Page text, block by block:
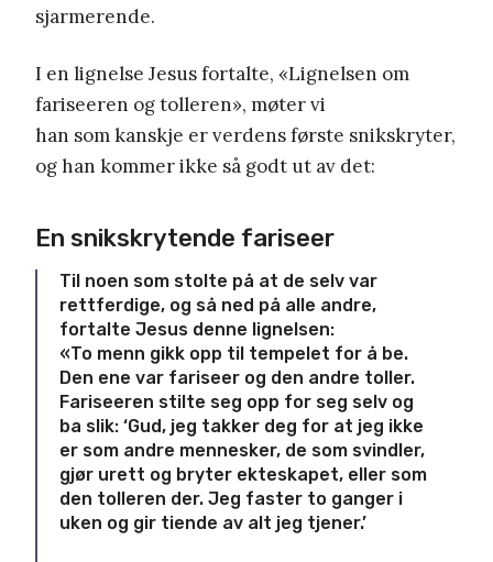
sjarmerende.
I en lignelse Jesus fortalte, «Lignelsen om
fariseeren og tolleren», møter vi
han som kanskje er verdens første snikskryter,
og han kommer ikke så godt ut av det:
En snikskrytende fariseer
Til noen som stolte på at de selv var
rettferdige, og så ned på alle andre,
fortalte Jesus denne lignelsen:
«To menn gikk opp til tempelet for å be.
Den ene var fariseer og den andre toller.
Fariseeren stilte seg opp for seg selv og
ba slik: ‘Gud, jeg takker deg for at jeg ikke
er som andre mennesker, de som svindler,
gjør urett og bryter ekteskapet, eller som
den tolleren der. Jeg faster to ganger i
uken og gir tiende av alt jeg tjener.’